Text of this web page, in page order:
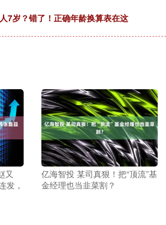
7岁？错了！正确年龄换算表在这
又
发，
亿海智投 某司真狠！把“顶流”基
金经理也当韭菜割？